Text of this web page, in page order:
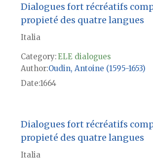
Dialogues fort récréatifs
propieté des quatre langues
Italia
Category:ELE dialogues
Author Oudin, Antoine (1595-1653)
Date1664
Dialogues fort récréatifs
propieté des quatre langues
Italia